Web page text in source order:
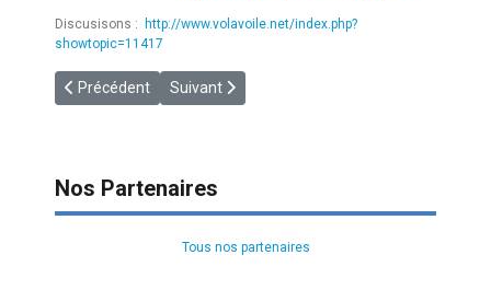
Discusisons :
http://www.volavoile.net/index.php?
showtopic=11417
Article précédent : [EA] Espaces Aeriens Tour de France 2015
Précédent Article suivant : [ALPES] Mise à jour de la LTA
Suivant
Nos Partenaires
Tous nos partenaires